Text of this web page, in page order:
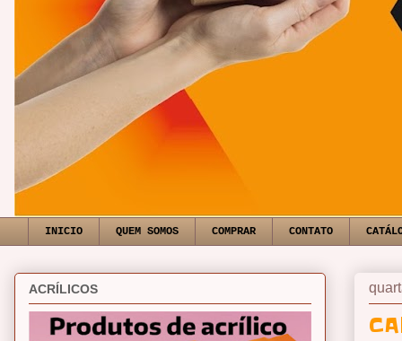
INICIO QUEM SOMOS COMPRAR CONTATO
ACRÍLICOS